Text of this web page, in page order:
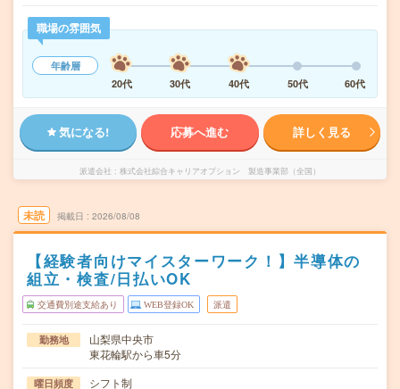
職場の雰囲気
年齢層
20代
30代 40代 50代 60代
気になる! 応募へ進む 詳しく見る
派遣会社 株式会社綜合キャリアオプション 製造事業部（全国）
未読 掲載日 2026/08/08
【経験者向けマイスターワーク！】半導体の
組立・検査/日払いOK
交通費別途支給あり WEB登録OK 派遣
勤務地
山梨県中央市
東花輪駅から車5分
曜日頻度 シフト制